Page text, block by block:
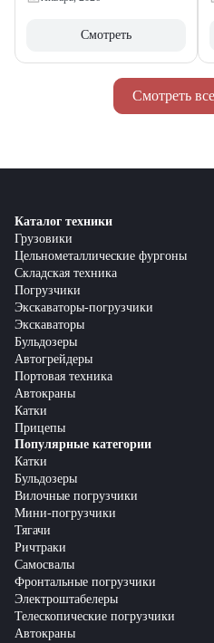
Смотреть
Смотреть
Каталог техники
Грузовики
Цельнометаллические фургоны
Складская техника
Погрузчики
Экскаваторы-погрузчики
Экскаваторы
Бульдозеры
Автогрейдеры
Портовая техника
Автокраны
Катки
Прицепы
Популярные категории
Катки
Бульдозеры
Вилочные погрузчики
Мини-погрузчики
Тягачи
Ричтраки
Самосвалы
Фронтальные погрузчики
Электроштабелеры
Телескопические погрузчики
Автокраны